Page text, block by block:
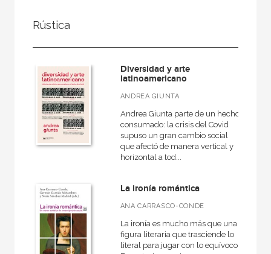
Ciencias humanas y sociales
Arte
MATERIAS
Artes escénicas
Actual
Contemporánea
Estética y teoría del arte
Medieval
Moderna
Rústica
Diversidad y arte
latinoamericano
ANDREA GIUNTA
Andrea Giunta parte de un hecho
consumado: la crisis del Covid
supuso un gran cambio social
que afectó de manera vertical y
horizontal a tod...
La ironía romántica
ANA CARRASCO-CONDE
La ironía es mucho más que una
figura literaria que trasciende lo
literal para jugar con lo equívoco.